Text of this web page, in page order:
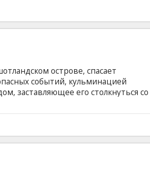
и русском языках.
острове, спасает
событий, кульминацией
заставляющее его столкнуться со